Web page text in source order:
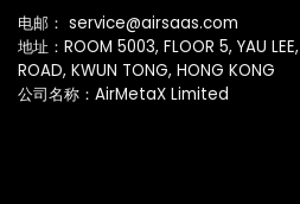
电邮： service@airsaas.com
地址：ROOM 5003, FLOOR 5, YAU
ROAD, KWUN TONG, HONG KONG
公司名称：AirMetaX Limited